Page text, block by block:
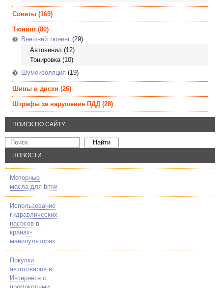
Советы (169)
Тюнинг (80)
Внешний тюнинг (29)
Автовинил (12)
Тонировка(10)
Шумоизоляция (19)
Шины и диски (26)
Штрафы за нарушение ПДД (28)
ПОИСК ПО САЙТУ
НОВОСТИ
Моторные
масла для bmw
Использование
гидравлических
насосов в
кранах-
манипуляторах
Покупки
автотоваров в
Интернете с